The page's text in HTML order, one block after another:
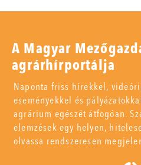
A Magyar
agrárhírportálja
Naponta friss hírekkel,
eseményekkel és
agrárium egészét átfogóan.
elemzések egy helyen,
olvassa rendszeresen